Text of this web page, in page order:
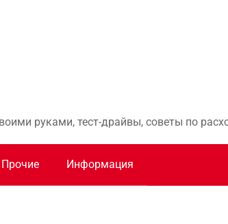
руками, тест-драйвы, советы по
Прочие Информация